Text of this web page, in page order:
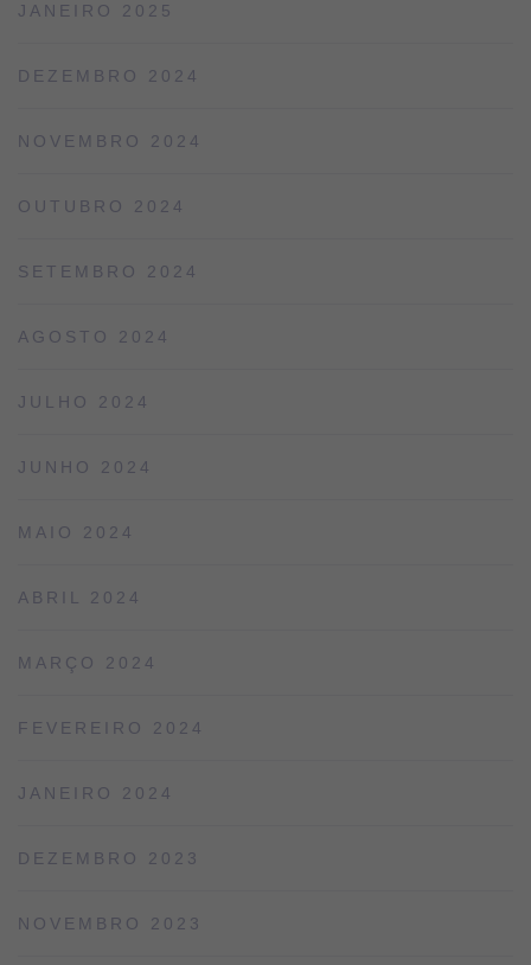
JANEIRO 2025
DEZEMBRO 2024
NOVEMBRO 2024
OUTUBRO 2024
SETEMBRO 2024
AGOSTO 2024
JULHO 2024
JUNHO 2024
MAIO 2024
ABRIL 2024
MARÇO 2024
FEVEREIRO 2024
JANEIRO 2024
DEZEMBRO 2023
NOVEMBRO 2023